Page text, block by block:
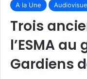
A la Une
Trois
l’ESMA
Gardiens